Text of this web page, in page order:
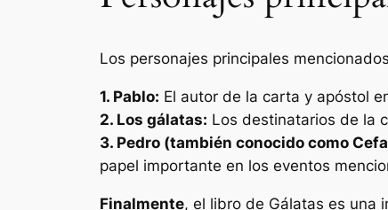
Los personajes principales
1. Pablo: El autor de la carta y apóstol
2. Los gálatas: Los destinatarios de la
3. Pedro (también conocido como
papel importante en los eventos
Finalmente, el libro de Gálatas es una